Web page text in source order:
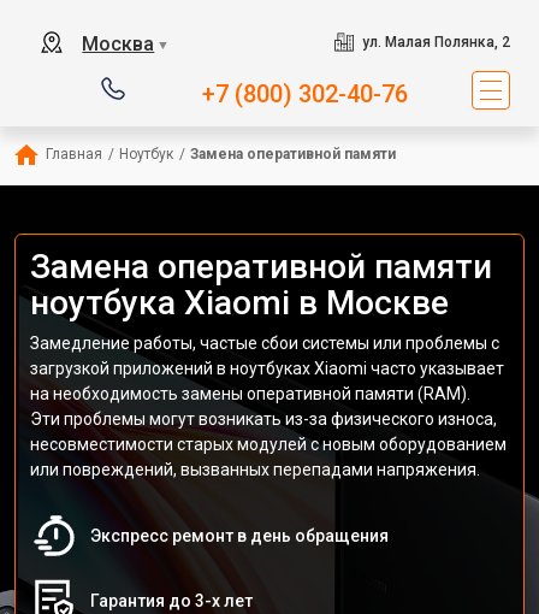
Москва ▼ ул. Малая Полянка, 2
+7 (800) 302-40-76
Главная / Ноутбук / Замена оперативной памяти
Замена оперативной памяти
ноутбука Xiaomi в Москве
Замедление работы, частые сбои системы или проблемы с
загрузкой приложений в ноутбуках Xiaomi часто указывает
на необходимость замены оперативной памяти (RAM).
Эти проблемы могут возникать из-за физического износа,
несовместимости старых модулей с новым оборудованием
или повреждений, вызванных перепадами напряжения.
Экспресс ремонт в день обращения
Гарантия до 3-х лет